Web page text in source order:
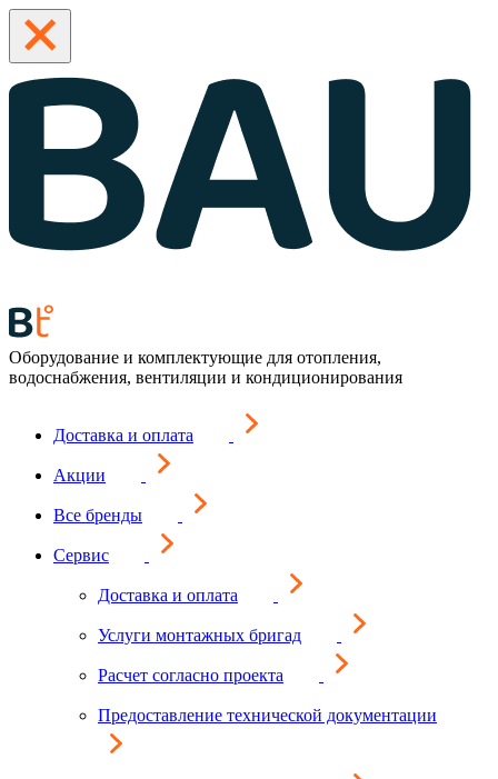
Оборудование и комплектующие для отопления,
водоснабжения, вентиляции и кондиционирования
Доставка и оплата
Акции
Все бренды
Сервис
Доставка и оплата
Услуги монтажных бригад
Расчет согласно проекта
Предоставление технической документации